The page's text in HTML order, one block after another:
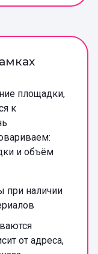
площадки,
к
и объём
при наличии
от адреса,